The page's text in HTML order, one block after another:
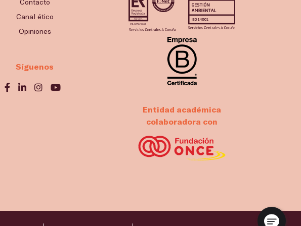
Contacto
Canal ético
Opiniones
Síguenos
Entidad académica
colaboradora con